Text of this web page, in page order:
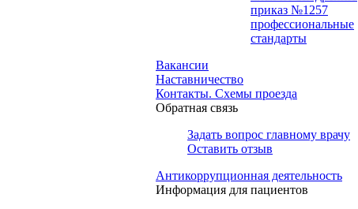
приказ №1257
профессиональные
стандарты
Вакансии
Наставничество
Контакты. Схемы проезда
Обратная связь
Задать вопрос главному врачу
Оставить отзыв
Антикоррупционная деятельность
Информация для пациентов